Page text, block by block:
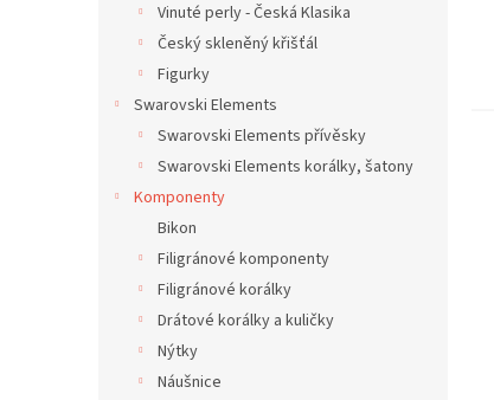
Vinuté perly - Česká Klasika
Český skleněný křišťál
Figurky
Swarovski Elements
Swarovski Elements přívěsky
Swarovski Elements korálky, šatony
Komponenty
Bikon
Filigránové komponenty
Filigránové korálky
Drátové korálky a kuličky
Nýtky
Náušnice